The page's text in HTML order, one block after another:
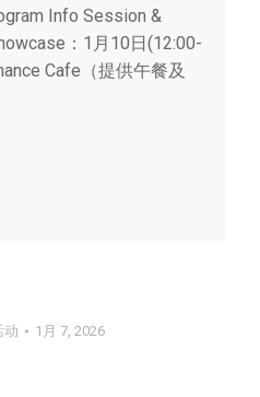
Info Session &
：1月10日(12:00-
Cafe（提供午餐及
动 1月 7, 2026